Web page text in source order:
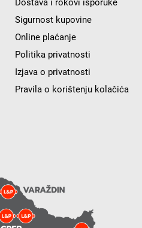
Dostava i rokovi isporuke
Sigurnost kupovine
Online plaćanje
Politika privatnosti
Izjava o privatnosti
Pravila o korištenju kolačića